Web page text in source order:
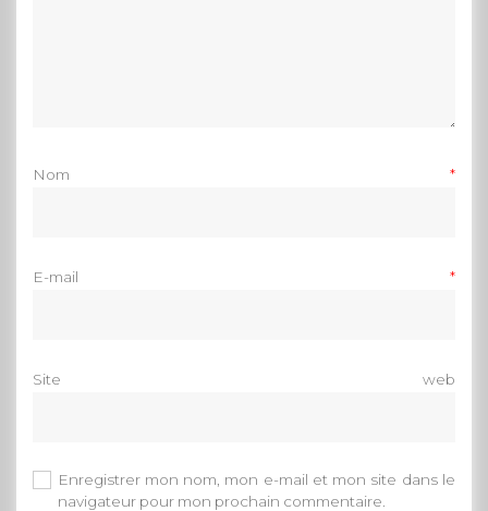
Nom *
E-mail *
Site web
Enregistrer mon nom, mon e-mail et mon site dans le
navigateur pour mon prochain commentaire.